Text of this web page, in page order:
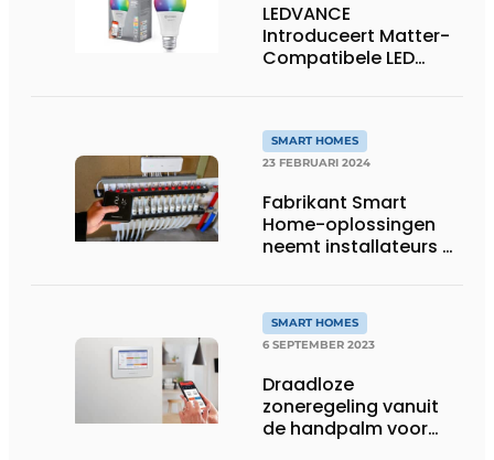
LEDVANCE
Introduceert Matter-
Compatibele LED
woning
SMART HOMES
23 FEBRUARI 2024
Fabrikant Smart
Home-oplossingen
neemt installateurs bij
SMART HOMES
6 SEPTEMBER 2023
Draadloze
zoneregeling vanuit
de handpalm voor